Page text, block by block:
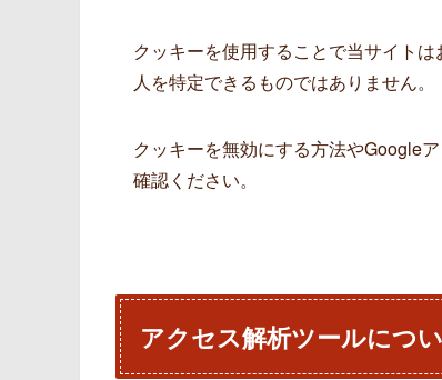
クッキーを使用することで当サイト
人を特定できるものではありません。
クッキーを無効にする方法やGoogle
確認ください。
アクセス解析ツールにつ